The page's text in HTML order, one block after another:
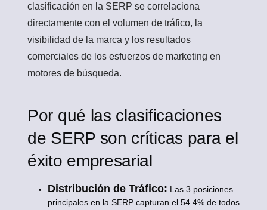
clasificación en la SERP se correlaciona
directamente con el volumen de tráfico, la
visibilidad de la marca y los resultados
comerciales de los esfuerzos de marketing en
motores de búsqueda.
Por qué las clasificaciones
de SERP son críticas para el
éxito empresarial
Distribución de Tráfico: Las 3 posiciones
principales en la SERP capturan el 54.4% de todos